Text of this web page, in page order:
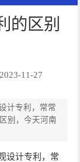
的区别
11-27
计专利，常常
别，今天河南
设计专利，常